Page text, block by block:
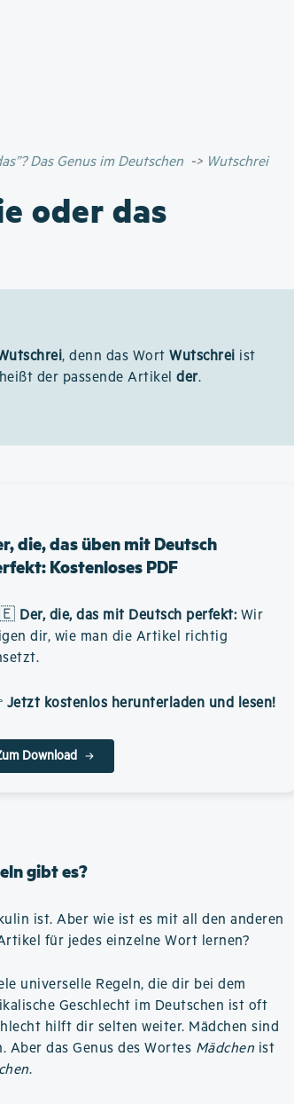
Das Genus im Deutschen Wutschrei
oder das
, denn das WortWutschrei ist
der passende Artikelder.
die, das üben mit Deutsch
Kostenloses PDF
Der, die, das mit Deutsch perfekt: Wir
dir, wie man die Artikel richtig
Jetzt kostenlos herunterladen und lesen!
Download
gibt es?
ist. Aber wie ist es mit all den anderen
für jedes einzelne Wort lernen?
universelle Regeln, die dir bei dem
Geschlecht im Deutschen ist oft
hilft dir selten weiter. Mädchen sind
das Genus des Wortes Mädchen ist
.